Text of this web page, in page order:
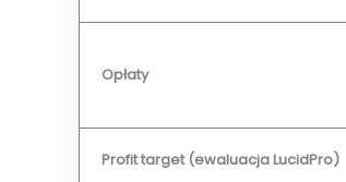
Opłaty
Profit target (ewaluacja LucidPro)